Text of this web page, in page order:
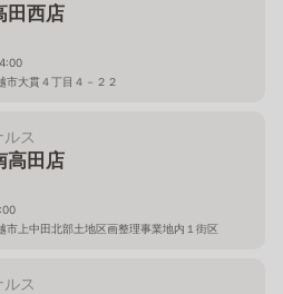
田西店
市大貫４丁目４－２２
ルス
高田店
市上中田北部土地区画整理事業地内１街区
ルス